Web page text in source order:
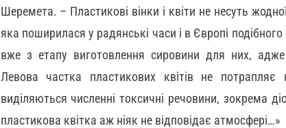
Шеремета. – Пластикові вінки і квіти не несуть
яка поширилася у радянські часи і в Європі
вже з етапу виготовлення сировини для них,
Левова частка пластикових квітів не потрапляє
виділяються численні токсичні речовини, зокрема
пластикова квітка аж ніяк не відповідає атмосфері…»